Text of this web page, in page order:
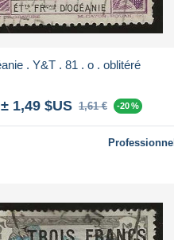
Océanie . Y&T . 81 . o . oblitéré
± 1,49 $US 1,61 € -20 %
Professionnel